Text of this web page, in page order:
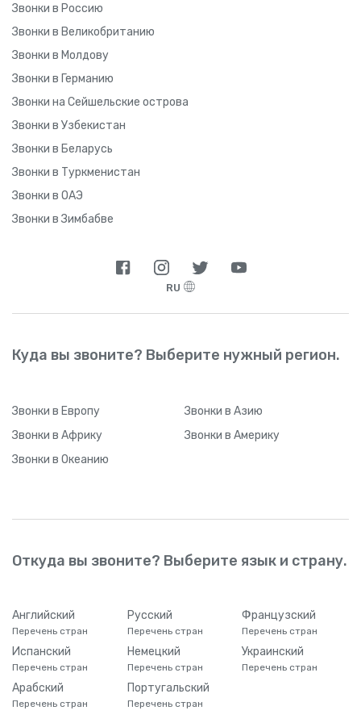
Звонки в Россию
Звонки в Великобританию
Звонки в Молдову
Звонки в Германию
Звонки на Сейшельские острова
Звонки в Узбекистан
Звонки в Беларусь
Звонки в Туркменистан
Звонки в ОАЭ
Звонки в Зимбабве
RU
Куда вы звоните? Выберите нужный регион.
Звонки в Европу Звонки в Азию
Звонки в Африку Звонки в Америку
Звонки в Океанию
Откуда вы звоните? Выберите язык и страну.
Английский
Перечень стран
Русский
Перечень стран
Французский
Перечень стран
Испанский
Перечень стран
Немецкий
Перечень стран
Украинский
Перечень стран
Арабский
Перечень стран
Португальский
Перечень стран